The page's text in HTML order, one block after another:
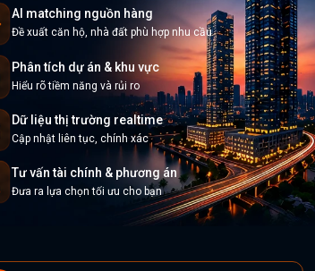
AI matching nguồn hàng
Đề xuất căn hộ, nhà đất phù hợp nhu cầu
Phân tích dự án & khu vực
Hiểu rõ tiềm năng và rủi ro
Dữ liệu thị trường realtime
Cập nhật liên tục, chính xác
Tư vấn tài chính & phương án
Đưa ra lựa chọn tối ưu cho bạn